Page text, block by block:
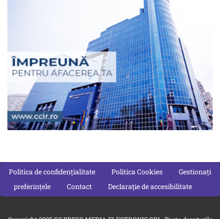
Politica de confidențialitate Politica Cookies
Gestionați
preferințele
Contact Declarație de accesibilitate